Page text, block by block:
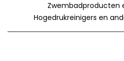
Zwembadproducten
Hogedrukreinigers en